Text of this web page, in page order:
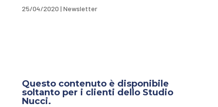
25/04/2020 | Newsletter
Questo contenuto è disponibile
soltanto per i clienti dello Studio
Nucci.